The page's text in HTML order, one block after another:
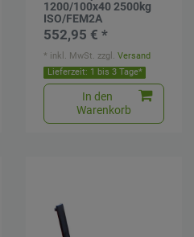
1200/100x40 2500kg
ISO/FEM2A
552,95 € *
Lieferzeit: 1 bis 3 Tage*
In den
Warenkorb
* inkl. MwSt. zzgl.Versand